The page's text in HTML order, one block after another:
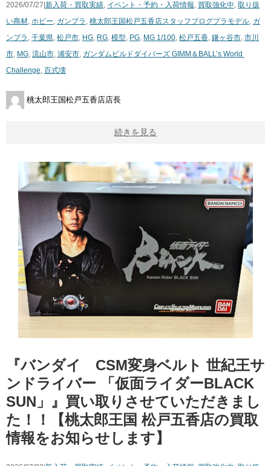
2026/07/27| 新入荷・買取実績, イベント・予約・入荷情報, 買取強化中, 取り扱
い商材, ホビー, ガンプラ , 桃太郎王国松戸五香店スタッフブログプラモデル, ガ
ンプラ , 千葉県, 松戸市, HG, RG, 模型, PG, MG 1/100, 松戸五香, 鎌ヶ谷市, 市川
市, MG, 流山市, 浦安市, ガンダムビルドダイバーズ ​GIMM＆BALL’s ​World ​
Challenge, 百式壊
桃太郎王国松戸五香店店長
続きを見る
『バンダイ ​CSM変身ベルト ​世紀王サ
ンドライバー ​「仮面ライダーBLACK ​
SUN」』買い取りさせていただきまし
た！！【桃太郎王国 松戸五香店の買取
情報をお知らせします】